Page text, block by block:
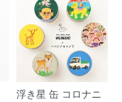
浮き星 缶 コロナニ